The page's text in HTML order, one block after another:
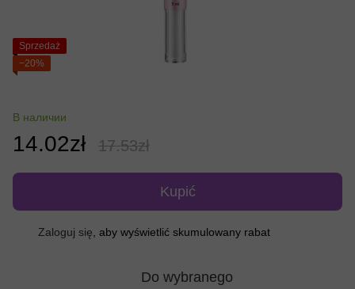
Sprzedaż
−20%
В наличии
14.02zł 17.53zł
Kupić
Zaloguj się , aby wyświetlić skumulowany rabat
Do wybranego